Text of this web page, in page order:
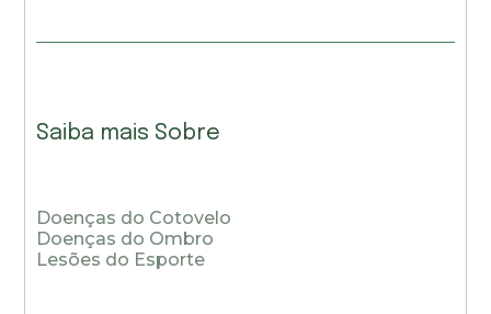
Saiba mais Sobre
Doenças do Cotovelo
Doenças do Ombro
Lesões do Esporte